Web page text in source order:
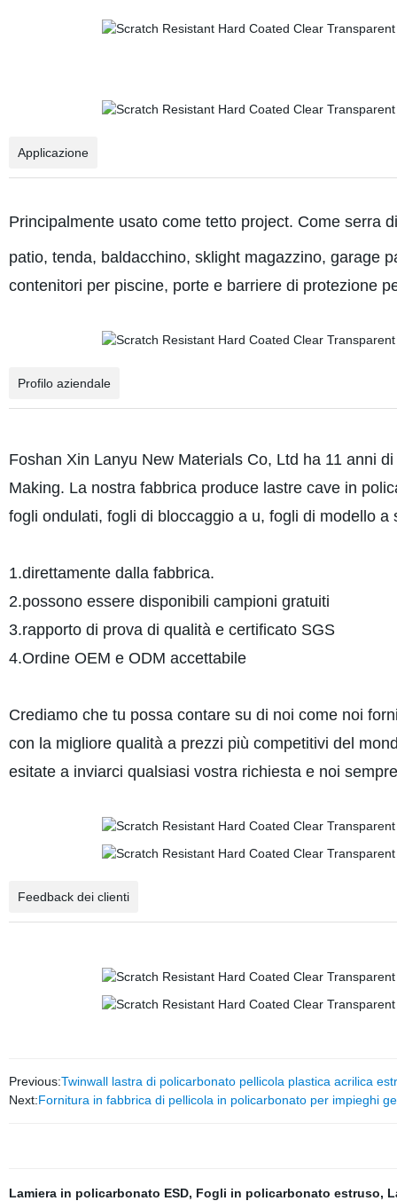
Applicazione
Principalmente usato come tetto project. Come serra
patio, tenda, baldacchino, sklight magazzino, garage
contenitori per piscine, porte e barriere di protezione
Profilo aziendale
Foshan Xin Lanyu New Materials Co, Ltd ha 11 anni
Making. La nostra fabbrica produce lastre cave in
fogli ondulati, fogli di bloccaggio a u, fogli di modello a
1.direttamente dalla fabbrica.
2.possono essere disponibili campioni gratuiti
3.rapporto di prova di qualità e certificato SGS
4.Ordine OEM e ODM accettabile
Crediamo che tu possa contare su di noi come noi
con la migliore qualità a prezzi più competitivi del
esitate a inviarci qualsiasi vostra richiesta e noi
Feedback dei clienti
Previous:Twinwall lastra di policarbonato pellicola plastica acrilica
Next:Fornitura in fabbrica di pellicola in policarbonato per impieghi
Lamiera in policarbonato ESD, Fogli in policarbonato estruso,